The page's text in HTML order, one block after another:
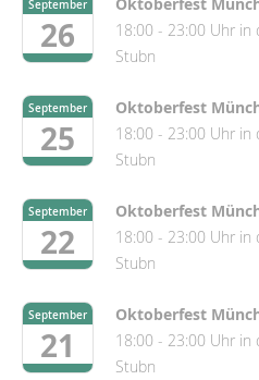
September
26
18:00 - 23:00 Uhr in
Stubn
September
25
Oktoberfest
18:00 - 23:00 Uhr in
Stubn
September
22
Oktoberfest
18:00 - 23:00 Uhr in
Stubn
September
21
Oktoberfest
18:00 - 23:00 Uhr in
Stubn